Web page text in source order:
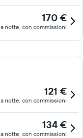
170 €
a notte, con commissioni
121 €
a notte, con commissioni
134 €
a notte, con commissioni